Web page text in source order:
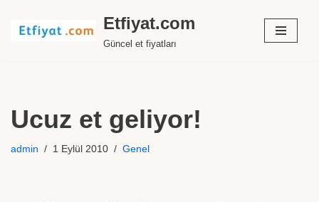
İçeriğe
Etfiyat.com
Güncel et fiyatları
Ucuz et geliyor!
admin 1 Eylül 2010 Genel